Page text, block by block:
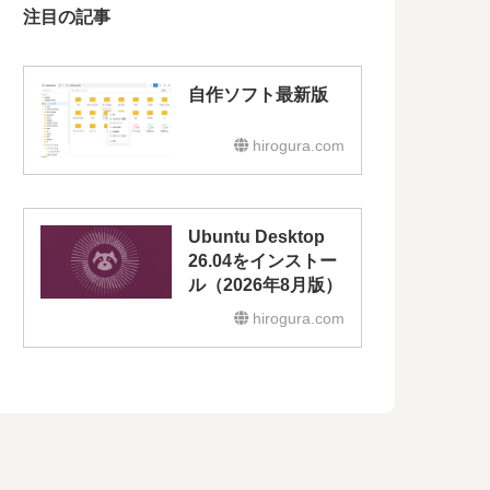
注目の記事
自作ソフト最新版
hirogura.com
Ubuntu Desktop
26.04をインストー
ル（2026年8月版）
hirogura.com